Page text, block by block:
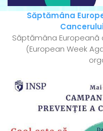
Săptămâna
Săptămâna Europeană
(European Week